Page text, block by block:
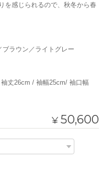
を感じられるので、秋冬から春
ラウン／ライトグレー
丈26cm / 袖幅25cm/ 袖口幅
¥ 50,600